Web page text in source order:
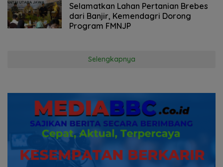
Selamatkan Lahan Pertanian Brebes
dari Banjir, Kemendagri Dorong
Program FMNJP
Selengkapnya